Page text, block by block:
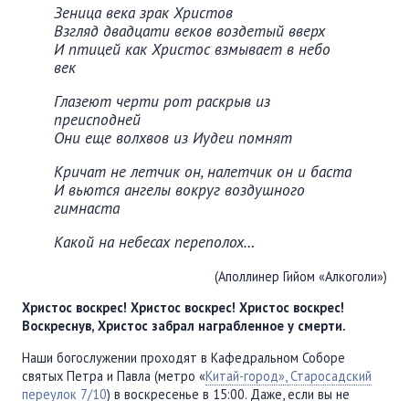
Зеница века зрак Христов
Взгляд двадцати веков воздетый вверх
И птицей как Христос взмывает в небо
век
Глазеют черти рот раскрыв из
преисподней
Они еще волхвов из Иудеи помнят
Кричат не летчик он, налетчик он и баста
И вьются ангелы вокруг воздушного
гимнаста
Какой на небесах переполох…
(Аполлинер Гийом «Алкоголи»)
Христос воскрес! Христос воскрес! Христос воскрес!
Воскреснув, Христос забрал награбленное у смерти.
Наши богослужении проходят в Кафедральном Соборе
святых Петра и Павла (метро «Китай-город», Старосадский
переулок 7/10) в воскресенье в 15:00. Даже, если вы не